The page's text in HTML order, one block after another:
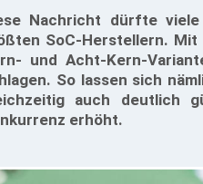
Nachricht dürfte
SoC-Herstellern. Mit
und Acht-Kern-
So lassen sich
auch deutlich
erhöht.